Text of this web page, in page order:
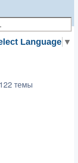
поиск
Language ▼
темы